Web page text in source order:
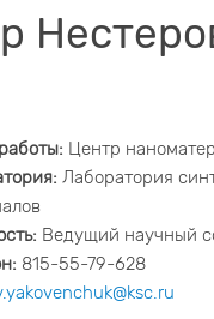
Центр
Лаборатория
Ведущий научный
815-55-79-628